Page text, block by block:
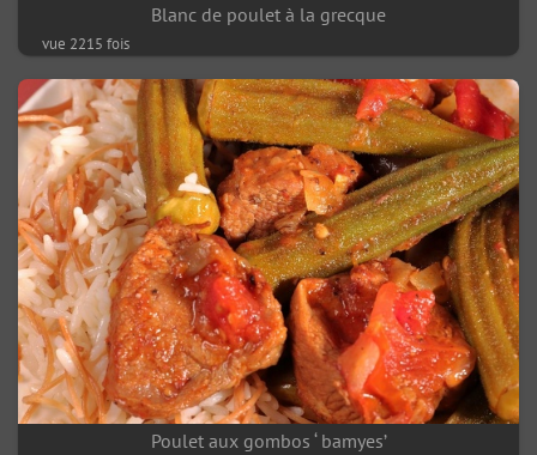
Blanc de poulet à la grecque
vue 2215 fois
Poulet aux gombos ‘ bamyes’